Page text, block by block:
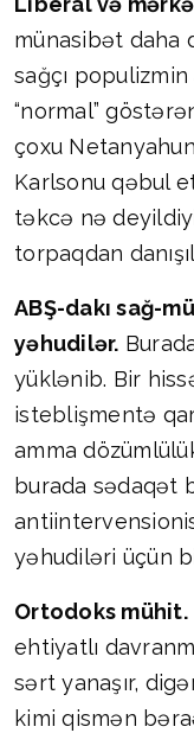
münasibət daha
sağçı
“normal”
çoxu
Karlsonu qəbul
təkcə nə
torpaqdan
ABŞ-dakı sağ-
yəhudilər.
yüklənib. Bir
isteblişmentə
amma
burada sədaqət
yəhudiləri üçün
Ortodoks mühit.
ehtiyatlı
sərt yanaşır,
kimi qismən